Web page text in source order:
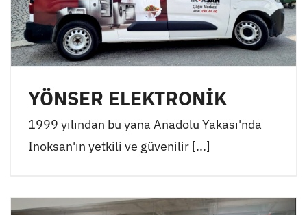
YÖNSER ELEKTRONİK
1999 yılından bu yana Anadolu Yakası'nda
Inoksan'ın yetkili ve güvenilir [...]